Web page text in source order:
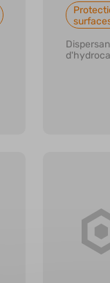
En